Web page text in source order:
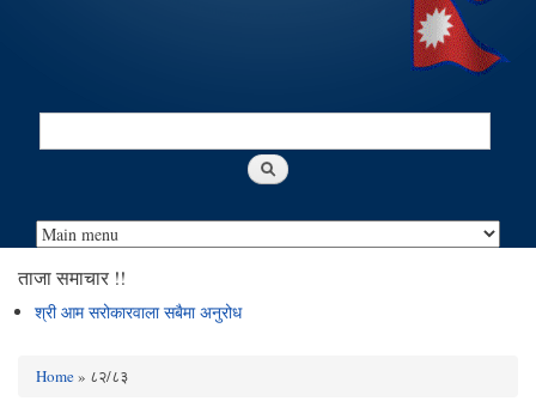
Search
ताजा समाचार !!
श्री आम सरोकारवाला सबैमा अनुरोध
Home» ८२/८३